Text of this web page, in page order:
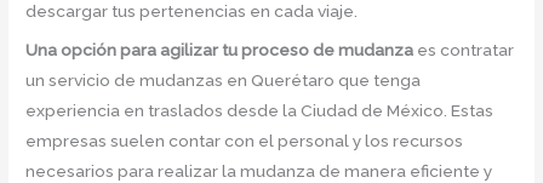
descargar tus pertenencias en cada viaje.
Una opción para agilizar tu proceso de mudanza es contratar
un servicio de mudanzas en Querétaro que tenga
experiencia en traslados desde la Ciudad de México. Estas
empresas suelen contar con el personal y los recursos
necesarios para realizar la mudanza de manera eficiente y